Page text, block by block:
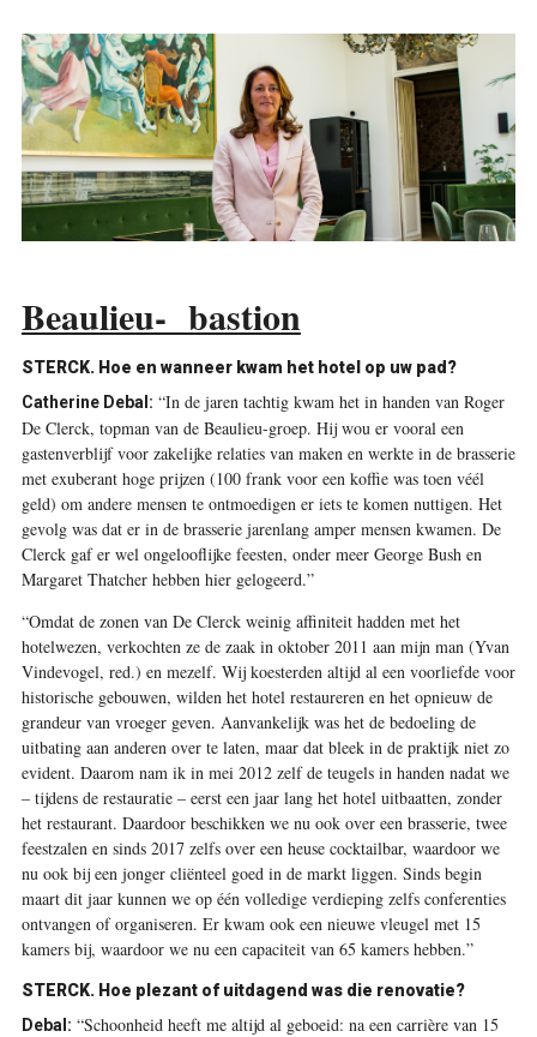
Beaulieu- bastion
STERCK. Hoe en wanneer kwam het hotel op uw pad?
Catherine Debal: “In de jaren tachtig kwam het in handen van Roger
De Clerck, topman van de Beaulieu-groep. Hij wou er vooral een
gastenverblijf voor zakelijke relaties van maken en werkte in de brasserie
met exuberant hoge prijzen (100 frank voor een koffie was toen véél
geld) om andere mensen te ontmoedigen er iets te komen nuttigen. Het
gevolg was dat er in de brasserie jarenlang amper mensen kwamen. De
Clerck gaf er wel ongelooflijke feesten, onder meer George Bush en
Margaret Thatcher hebben hier gelogeerd.”
“Omdat de zonen van De Clerck weinig affiniteit hadden met het
hotelwezen, verkochten ze de zaak in oktober 2011 aan mijn man (Yvan
Vindevogel, red.) en mezelf. Wij koesterden altijd al een voorliefde voor
historische gebouwen, wilden het hotel restaureren en het opnieuw de
grandeur van vroeger geven. Aanvankelijk was het de bedoeling de
uitbating aan anderen over te laten, maar dat bleek in de praktijk niet zo
evident. Daarom nam ik in mei 2012 zelf de teugels in handen nadat we
– tijdens de restauratie – eerst een jaar lang het hotel uitbaatten, zonder
het restaurant. Daardoor beschikken we nu ook over een brasserie, twee
feestzalen en sinds 2017 zelfs over een heuse cocktailbar, waardoor we
nu ook bij een jonger cliënteel goed in de markt liggen. Sinds begin
maart dit jaar kunnen we op één volledige verdieping zelfs conferenties
ontvangen of organiseren. Er kwam ook een nieuwe vleugel met 15
kamers bij, waardoor we nu een capaciteit van 65 kamers hebben.”
STERCK. Hoe plezant of uitdagend was die renovatie?
Debal: “Schoonheid heeft me altijd al geboeid: na een carrière van 15